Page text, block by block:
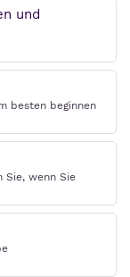
und
besten beginnen
Sie, wenn Sie